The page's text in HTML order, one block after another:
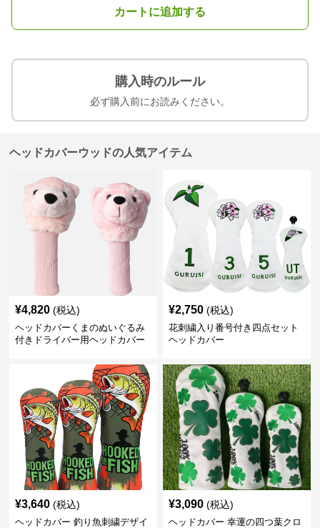
カートに追加する
購入時のルール
必ず購入前にお読みください。
ヘッドカバーウッドの人気アイテム
¥4,820 (税込)
ヘッドカバーくまのぬいぐるみ
付きドライバー用ヘッドカバー
¥2,750 (税込)
花刺繍入り番号付き四点セット
ヘッドカバー
¥3,640 (税込)
ヘッドカバー 釣り魚刺繍デザイ
¥3,090 (税込)
ヘッドカバー 幸運の四つ葉クロ